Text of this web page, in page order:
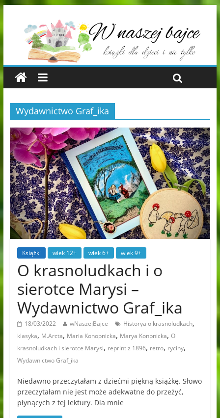
Wydawnictwo Graf_ika
Książki wiek 12+ wiek 6+ wiek 9+
O krasnoludkach i o
sierotce Marysi –
Wydawnictwo Graf_ika
18/03/2022 wNaszejBajce Historya o krasnoludkach,
klasyka, M.Arcta, Maria Konopnicka, Marya Konpnicka, O
krasnoludkach i sierotce Marysi, reprint z 1896, retro, ryciny,
Wydawnictwo Graf_ika
Niedawno przeczytałam z dziećmi piękną książkę. Słowo
przeczytałam nie jest może adekwatne do przeżyć,
płynących z tej lektury. Dla mnie